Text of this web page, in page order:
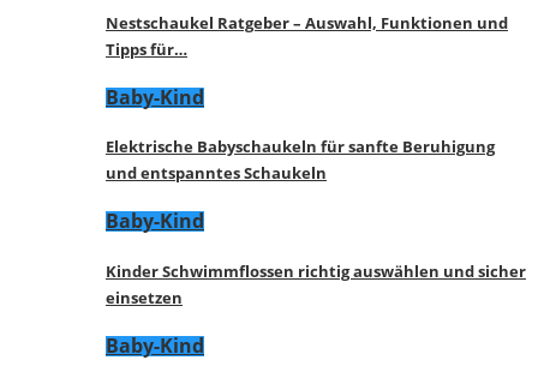
Nestschaukel Ratgeber – Auswahl, Funktionen und
Tipps für…
Baby-Kind
Elektrische Babyschaukeln für sanfte Beruhigung
und entspanntes Schaukeln
Baby-Kind
Kinder Schwimmflossen richtig auswählen und sicher
einsetzen
Baby-Kind